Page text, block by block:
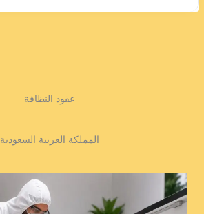
عقود النظافة
المملكة العربية السعودية